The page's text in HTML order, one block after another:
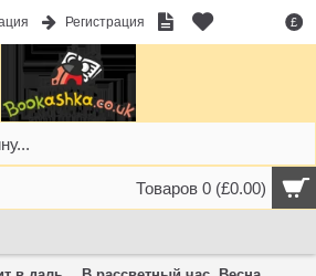
£
Регистрация
Товаров 0 (£0.00)